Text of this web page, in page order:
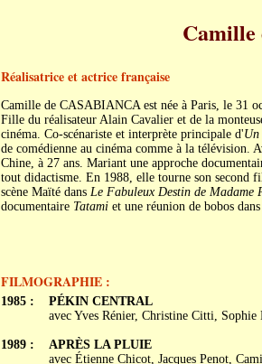
Camille
Réalisatrice et actrice française
Camille de CASABIANCA est née à Paris, le 31
Fille du réalisateur Alain Cavalier et de la
cinéma. Co-scénariste et interprète principale d'Un
de comédienne au cinéma comme à la télévision.
Chine, à 27 ans. Mariant une approche
tout didactisme. En 1988, elle tourne son second
scène Maïté dans Le Fabuleux Destin de Madame
documentaire Tatamiet une réunion de bobos dans
FILMOGRAPHIE :
1985 :
1989 :
PÉKIN CENTRAL
avec Yves Rénier, Christine Citti,
APRÈS LA PLUIE
avec Étienne Chicot, Jacques Penot,